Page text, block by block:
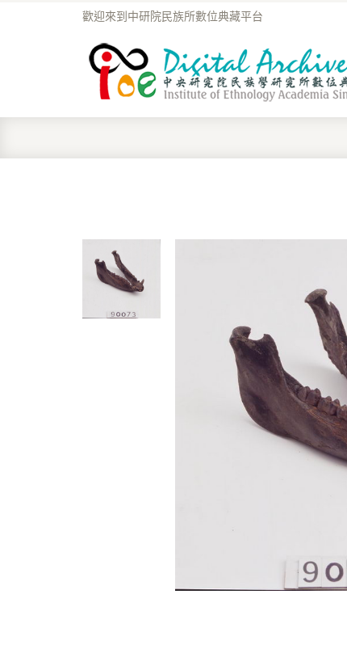
歡迎來到中研院民族所數位典藏平台